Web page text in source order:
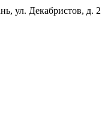
ул. Декабристов, д. 2